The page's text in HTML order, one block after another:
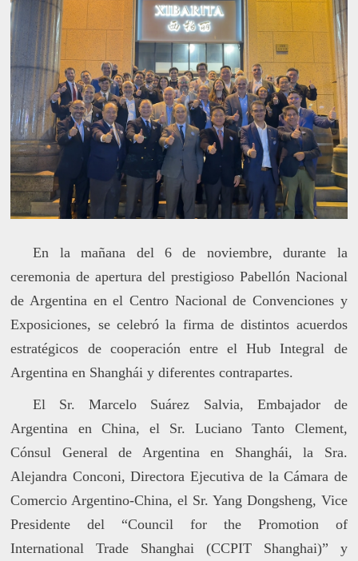
En la mañana del 6 de noviembre, durante la
ceremonia de apertura del prestigioso Pabellón Nacional
de Argentina en el Centro Nacional de Convenciones y
Exposiciones, se celebró la firma de distintos acuerdos
estratégicos de cooperación entre el Hub Integral de
Argentina en Shanghái y diferentes contrapartes.
El Sr. Marcelo Suárez Salvia, Embajador de
Argentina en China, el Sr. Luciano Tanto Clement,
Cónsul General de Argentina en Shanghái, la Sra.
Alejandra Conconi, Directora Ejecutiva de la Cámara de
Comercio Argentino-China, el Sr. Yang Dongsheng, Vice
Presidente del “Council for the Promotion of
International Trade Shanghai (CCPIT Shanghai)” y